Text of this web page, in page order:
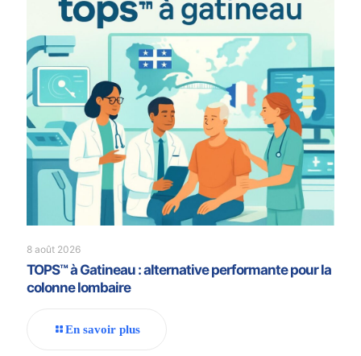
8 août 2026
TOPS™ à Gatineau : alternative performante pour la
colonne lombaire
En savoir plus